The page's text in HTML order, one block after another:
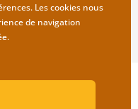
en ligne créée par
Les cookies nous
de navigation